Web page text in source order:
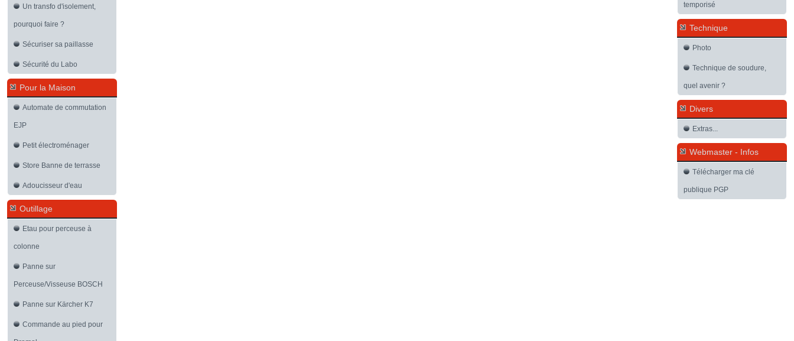
Un transfo d'isolement,
pourquoi faire ?
Sécuriser sa paillasse
Sécurité du Labo
Pour la Maison
Automate de commutation
EJP
Petit électroménager
Store Banne de terrasse
Adoucisseur d'eau
Outillage
Etau pour perceuse à
colonne
Panne sur
Perceuse/Visseuse BOSCH
Panne sur Kärcher K7
Commande au pied pour
temporisé
Technique
Photo
Technique de soudure,
quel avenir ?
Divers
Extras...
Webmaster - Infos
Télécharger ma clé
publique PGP